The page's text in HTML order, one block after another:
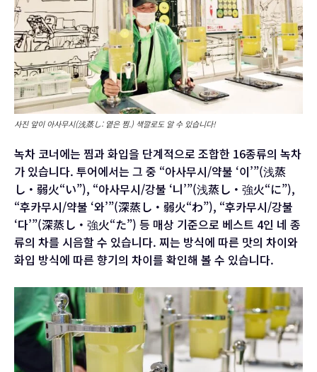
사진 앞이 아사무시(浅蒸し: 옅은 찜.) 색깔로도 알 수 있습니다!
녹차 코너에는 찜과 화입을 단계적으로 조합한 16종류의 녹차
가 있습니다. 투어에서는 그 중 “아사무시/약불 ‘이’”(浅蒸
し・弱火“い”), “아사무시/강불 ‘니’”(浅蒸し・強火“に”),
“후카무시/약불 ‘와’”(深蒸し・弱火“わ”), “후카무시/강불
‘다’”(深蒸し・強火“た”) 등 매상 기준으로 베스트 4인 네 종
류의 차를 시음할 수 있습니다. 찌는 방식에 따른 맛의 차이와
화입 방식에 따른 향기의 차이를 확인해 볼 수 있습니다.